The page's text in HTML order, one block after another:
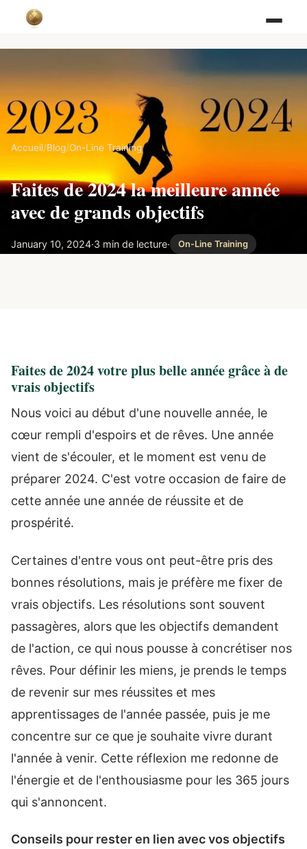
Accueil/Blog/On-Line Training
Faites de 2024 la meilleure année
avec de grands objectifs
January 10, 2024·3 min de lecture· On-Line Training
Faites de 2024 votre plus belle année grâce à de
vrais objectifs
Nous voici au début d'une nouvelle année, le
cœur rempli d'espoirs et de rêves. Une année
vient de s'écouler, et le moment est venu de
préparer 2024. C'est votre occasion de faire de
cette année une année de réussite et de
prospérité.
Certaines d'entre vous ont peut-être pris des
bonnes résolutions, mais je préfère me fixer de
vrais objectifs. Les résolutions sont souvent
passagères, alors que les objectifs demandent
de l'action, ce qui nous pousse à concrétiser nos
rêves. Pour définir les miens, je prends le temps
de revenir sur mes réussites et mes
apprentissages de l'année passée, puis je me
concentre sur ce que je souhaite vivre durant
l'année à venir. Cette réflexion me redonne de
l'énergie et de l'enthousiasme pour les 365 jours
qui s'annoncent.
Conseils pour rester en lien avec vos objectifs